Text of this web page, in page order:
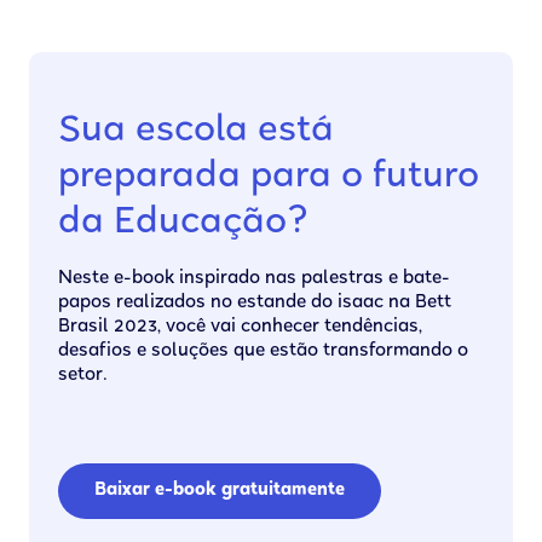
Sua escola está
preparada para o futuro
da Educação?
Neste e-book inspirado nas palestras e bate-
papos realizados no estande do isaac na Bett
Brasil 2023, você vai conhecer tendências,
desafios e soluções que estão transformando o
setor.
Baixar e-book gratuitamente